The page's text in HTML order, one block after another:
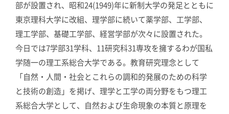
部が設置され、昭和24(1949)年に新制大学の発足とともに
東京理科大学に改組、理学部に続いて薬学部、工学部、
理工学部、基礎工学部、経営学部が次々に設置された。
今日では7学部31学科、11研究科31専攻を擁するわが国私
学随一の理工系総合大学である。教育研究理念として
「自然・人間・社会とこれらの調和的発展のための科学
と技術の創造」を掲げ、理学と工学の両分野をもつ理工
系総合大学として、自然および生命現象の本質と原理を